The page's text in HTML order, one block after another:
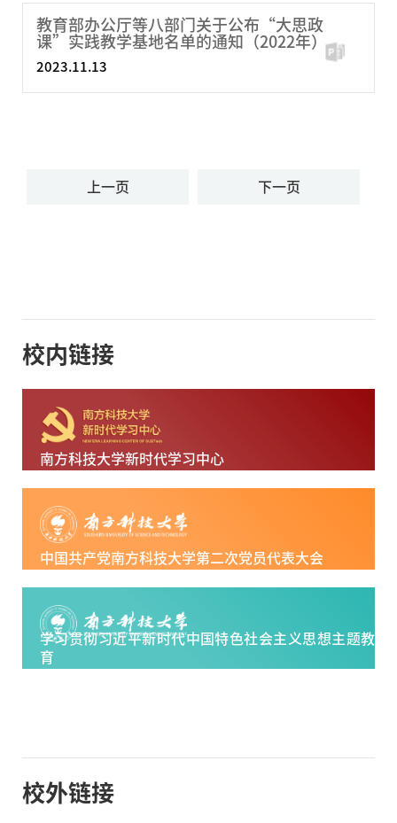
教育部办公厅等八部门关于公布“大思政
课”实践教学基地名单的通知（2022年）
2023.11.13
上一页 下一页
校内链接
南方科技大学新时代学习中心
中国共产党南方科技大学第二次党员代表大会
学习贯彻习近平新时代中国特色社会主义思想主题教
育
校外链接